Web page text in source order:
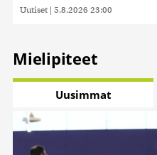
Uutiset | 5.8.2026 23:00
Mielipiteet
Uusimmat